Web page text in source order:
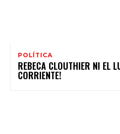
POLÍTICA
REBECA CLOUTHIER NI EL
CORRIENTE!